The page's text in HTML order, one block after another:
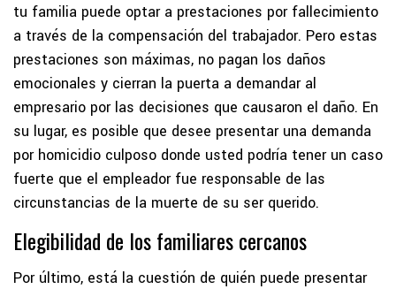
tu familia puede optar a prestaciones por fallecimiento
a través de la compensación del trabajador. Pero estas
prestaciones son máximas, no pagan los daños
emocionales y cierran la puerta a demandar al
empresario por las decisiones que causaron el daño. En
su lugar, es posible que desee presentar una demanda
por homicidio culposo donde usted podría tener un caso
fuerte que el empleador fue responsable de las
circunstancias de la muerte de su ser querido.
Elegibilidad de los familiares cercanos
Por último, está la cuestión de quién puede presentar